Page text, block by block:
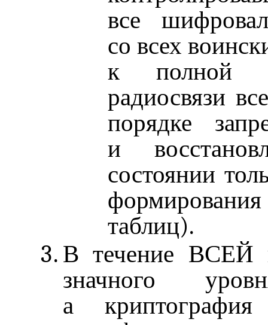
все
со всех
к полной
радиосвязи
порядке
и
состоянии
таблиц).
В течение ВСЕЙ
значного
а